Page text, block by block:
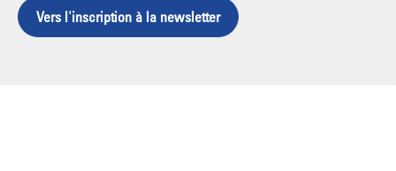
Vers l'inscription à la newsletter